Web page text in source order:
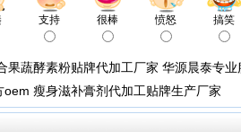
支持 很棒 愤怒 搞笑
果蔬酵素粉贴牌代加工厂家 华源晨泰专
瘦身滋补膏剂代加工贴牌生产厂家